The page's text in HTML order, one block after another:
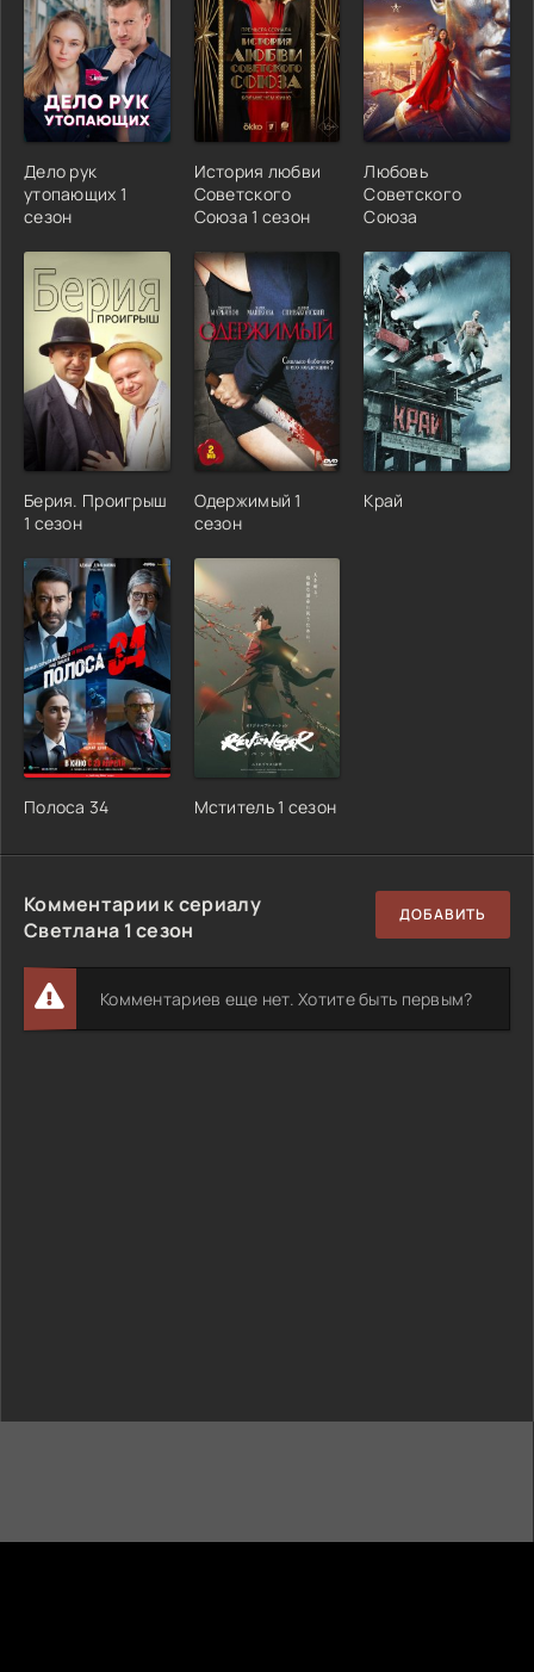
Дело рук
утопающих 1
сезон
История любви
Советского
Союза 1 сезон
Любовь
Советского
Союза
Берия. Проигрыш
1 сезон
Одержимый 1
сезон
Край
Полоса 34 Мститель 1 сезон
Комментарии к сериалу
Светлана 1 сезон
ДОБАВИТЬ
Комментариев еще нет. Хотите быть первым?